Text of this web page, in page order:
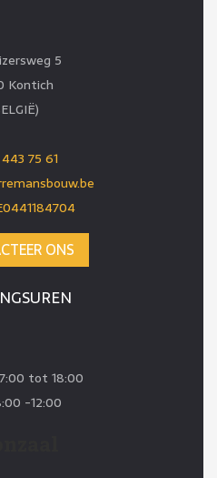
5
Kontich
75 61
ONS
tot 18:00
-12:00